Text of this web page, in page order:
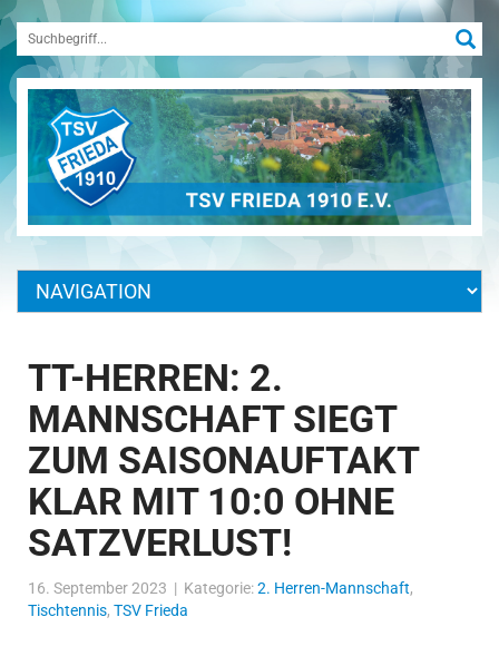
TT-HERREN: 2.
MANNSCHAFT SIEGT
ZUM SAISONAUFTAKT
KLAR MIT 10:0 OHNE
SATZVERLUST!
16. September 2023 | Kategorie:2. Herren-Mannschaft,
Tischtennis, TSV Frieda